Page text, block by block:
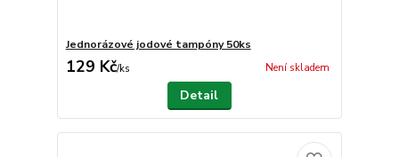
Jednorázové jodové tampóny 50ks
129 Kč/ks Není skladem
Detail